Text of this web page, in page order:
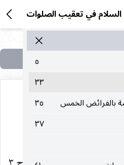
السلام في تعقيب الصلوات
٥
٣٣
بالفرائض الخمس
٣٥
٣٧
وفضله